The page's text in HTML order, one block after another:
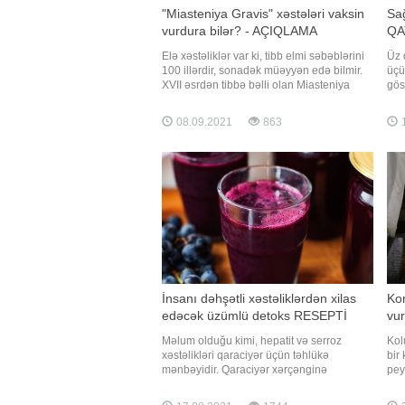
"Miasteniya Gravis" xəstələri vaksin
vurdura bilər? - AÇIQLAMA
Elə xəstəliklər var ki, tibb elmi səbəblərini
100 illərdir, sonadək müəyyən edə bilmir.
XVII əsrdən tibbə bəlli olan Miasteniya
bu siyahıya aiddir. Miasteniya - immunitetin
pozulması nəticəsində baş qaldıran klassik
08.09.2021 863
Üz
İnsanı dəhşətli xəstəliklərdən xilas
edəcək üzümlü detoks RESEPTİ
Məlum olduğu kimi, hepatit və serroz
xəstəlikləri qaraciyər üçün təhlükə
mənbəyidir. Qaraciyər xərçənginə
vasitəsilə öyrənə bilərsiniz. -a istinadən
bir